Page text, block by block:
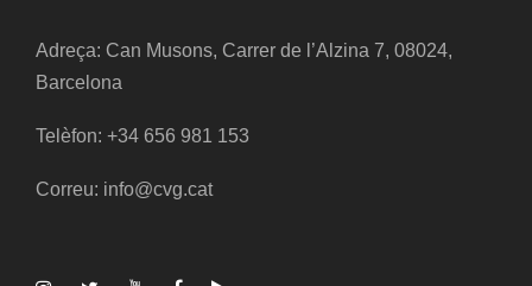
Adreça: Can Musons, Carrer de l’Alzina 7, 08024,
Barcelona
Telèfon: +34 656 981 153
Correu: info@cvg.cat